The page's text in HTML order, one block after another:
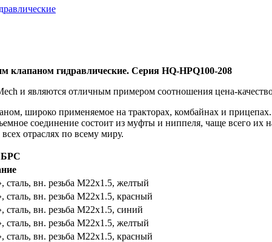
гидравлические. Серия HQ-HPQ100-208
и являются отличным примером соотношения цена-
широко применяемое на тракторах, комбайнах и
соединение состоит из муфты и ниппеля, чаще всего
отраслях по всему миру.
БРС
вн. резьба M22х1.5, желтый
вн. резьба M22х1.5, красный
вн. резьба M22х1.5, синий
вн. резьба M22х1.5, желтый
вн. резьба M22х1.5, красный